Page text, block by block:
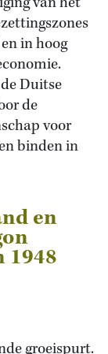
in hoog
Duitse
de
voor
binden in
en
1948
groeispurt.